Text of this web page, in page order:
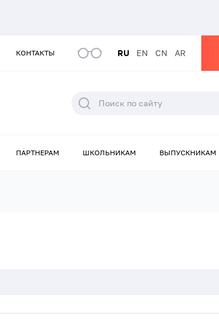
КОНТАКТЫ RU EN CN AR
ПАРТНЕРАМ ШКОЛЬНИКАМ ВЫПУСКНИКАМ